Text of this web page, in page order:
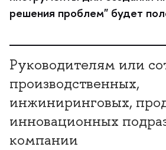
решения проблем" будет
Руководителям или
производственных,
инжиниринговых,
инновационных
компании